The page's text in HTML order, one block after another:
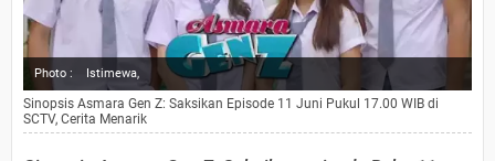
Photo : Istimewa,
Sinopsis Asmara Gen Z: Saksikan Episode 11 Juni Pukul 17.00 WIB di
SCTV, Cerita Menarik